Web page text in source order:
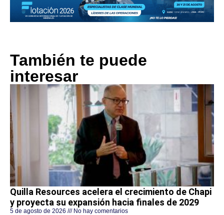
También te puede
interesar
Quilla Resources acelera el crecimiento de Chapi
y proyecta su expansión hacia finales de 2029
5 de agosto de 2026 No hay comentarios